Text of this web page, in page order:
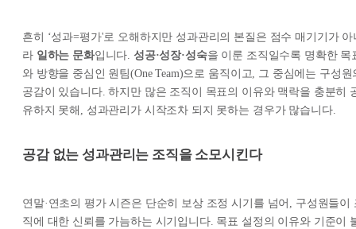
흔히 ‘성과=평가'로 오해하지만 성과관리의 본질은 점수 매기기가 아
라 일하는 문화입니다. 성공·성장·성숙을 이룬 조직일수록 명확한 목
와 방향을 중심인 원팀(One Team)으로 움직이고, 그 중심에는 구성원
공감이 있습니다. 하지만 많은 조직이 목표의 이유와 맥락을 충분히
유하지 못해, 성과관리가 시작조차 되지 못하는 경우가 많습니다.
공감 없는 성과관리는 조직을 소모시킨다
연말·연초의 평가 시즌은 단순히 보상 조정 시기를 넘어, 구성원들이
직에 대한 신뢰를 가늠하는 시기입니다. 목표 설정의 이유와 기준이